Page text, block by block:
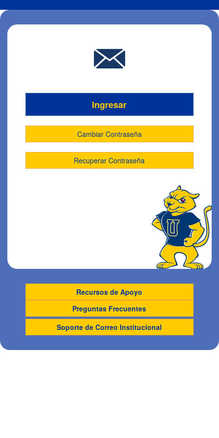
Ingresar
Cambiar Contraseña
Recuperar Contraseña
Recursos de Apoyo
Preguntas Frecuentes
Soporte de Correo Institucional